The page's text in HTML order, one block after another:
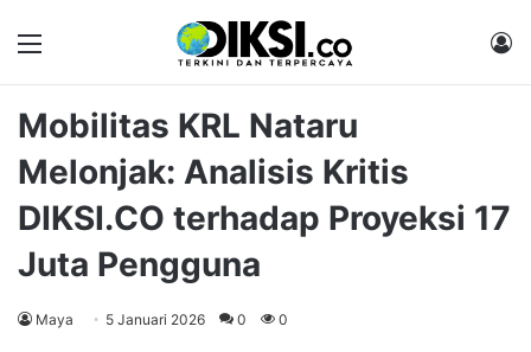
Mobilitas KRL Nataru
Melonjak: Analisis Kritis
DIKSI.CO terhadap Proyeksi 17
Juta Pengguna
Maya 5 Januari 2026 0 0